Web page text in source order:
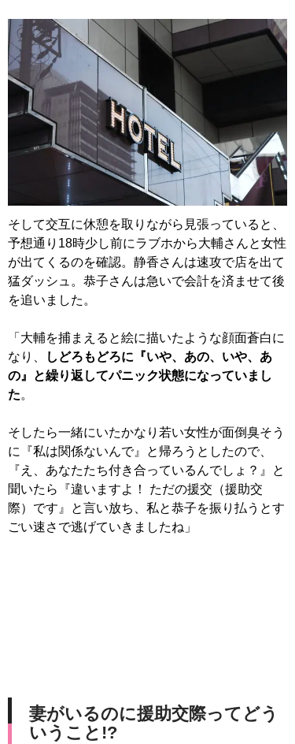
そして交互に休憩を取りながら見張っていると、
予想通り18時少し前にラブホから大輔さんと女性
が出てくるのを確認。静香さんは速攻で店を出て
猛ダッシュ。恭子さんは急いで会計を済ませて後
を追いました。
「大輔を捕まえると絵に描いたような顔面蒼白に
なり、
しどろもどろに『いや、あの、いや、あ
の』と繰り返してパニック状態になっていまし
た。
そしたら一緒にいたかなり若い女性が面倒臭そう
に『私は関係ないんで』と帰ろうとしたので、
『え、あなたたち付き合っているんでしょ？』と
聞いたら『違いますよ！ ただの援交（援助交
際）です』と言い放ち、私と恭子を振り払うとす
ごい速さで逃げていきましたね」
妻がいるのに援助交際ってどう
いうこと!?